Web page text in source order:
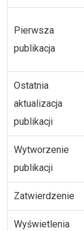
Pierwsza
publikacja
Ostatnia
aktualizacja
publikacji
Wytworzenie
publikacji
Zatwierdzenie
Wyświetlenia